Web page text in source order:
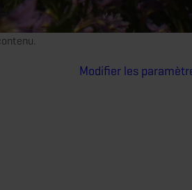
Modifier les